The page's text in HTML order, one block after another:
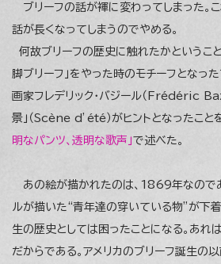
ブリーフの話が褌に変わってしまった。
話が長くなってしまうのでやめる。
何故ブリーフの歴史に触れたかというこ
脚ブリーフ」をやった時のモチーフとなっ
画家フレデリック・バジール（Frédéric
景」（Scène d’été）がヒントとなったこと
明なパンツ、透明な歌声」で述べた。
あの絵が描かれたのは、1869年なのであ
ルが描いた“青年達の穿いている物”が下着
生の歴史としては困ったことになる。あれ
だからである。アメリカのブリーフ誕生の